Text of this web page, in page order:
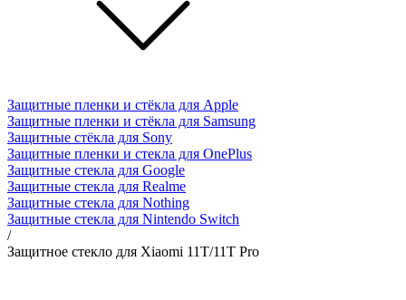
Защитные пленки и стёкла для Apple
Защитные пленки и стёкла для Samsung
Защитные стёкла для Sony
Защитные пленки и стекла для OnePlus
Защитные стекла для Google
Защитные стекла для Realme
Защитные стекла для Nothing
Защитные стекла для Nintendo Switch
/
Защитное стекло для Xiaomi 11T/11T Pro